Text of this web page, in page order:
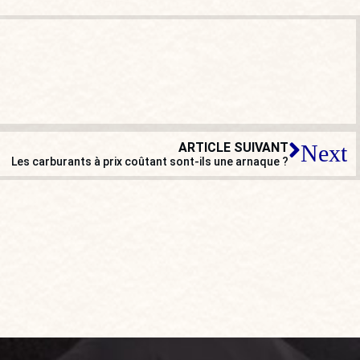
ARTICLE SUIVANT
Les carburants à prix coûtant sont-ils une arnaque ? Next